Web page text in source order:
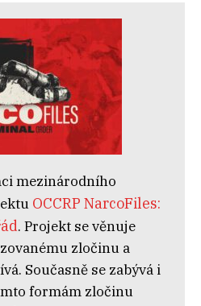
mezinárodního
OCCRP NarcoFiles:
. Projekt se věnuje
zločinu a
Současně se zabývá i
formám zločinu